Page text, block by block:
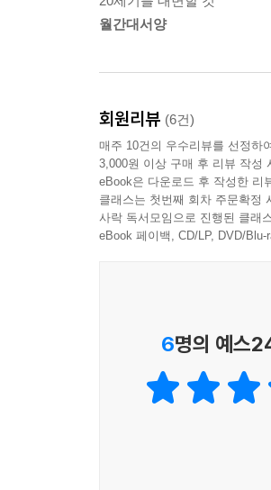
이 책을 옮긴 황보영조 경
기여를 했다고 평가된다.
【이 책의 출간의미】
‘자기안위’에서 ‘자기성찰’
“대중적인 인간은 목표없
이토록 정면적인 토로를
우리들이 아니던가. 그런
담보할 수 없을 만큼 주변
오르테가의 이 낡은 조소
다른 숙제가 되고 있다.
월간대서양
회원리뷰 (6건)
매주 10건의 우수리뷰를 선정하
3,000원 이상 구매 후 리뷰 작성
eBook은 다운로드 후 작성한 리
클래스는 첫번째 회차 주문확정
사락 독서모임으로 진행된 클래
eBook 페이백, CD/LP, DVD/
6명의 예스